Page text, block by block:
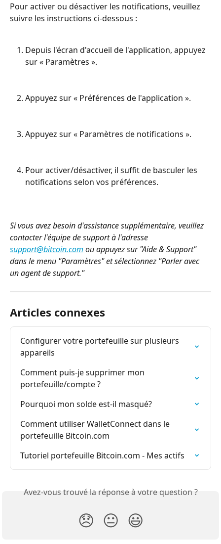
Pour activer ou désactiver les notifications, veuillez
suivre les instructions ci-dessous :
Depuis l'écran d'accueil de l'application, appuyez
sur « Paramètres ».
Appuyez sur « Préférences de l'application ».
Appuyez sur « Paramètres de notifications ».
Pour activer/désactiver, il suffit de basculer les
notifications selon vos préférences.
Si vous avez besoin d'assistance supplémentaire, veuillez
contacter l'équipe de support à l'adresse
support@bitcoin.com ou appuyez sur "Aide & Support"
dans le menu "Paramètres" et sélectionnez "Parler avec
un agent de support."
Articles connexes
Configurer votre portefeuille sur plusieurs
appareils
Comment puis-je supprimer mon
portefeuille/compte ?
Pourquoi mon solde est-il masqué?
Comment utiliser WalletConnect dans le
portefeuille Bitcoin.com
Tutoriel portefeuille Bitcoin.com - Mes actifs
Avez-vous trouvé la réponse à votre question ?
😞 😐 😃